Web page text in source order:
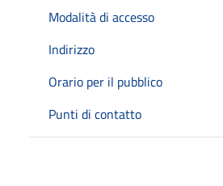
Modalità di accesso
Indirizzo
Orario per il pubblico
Punti di contatto